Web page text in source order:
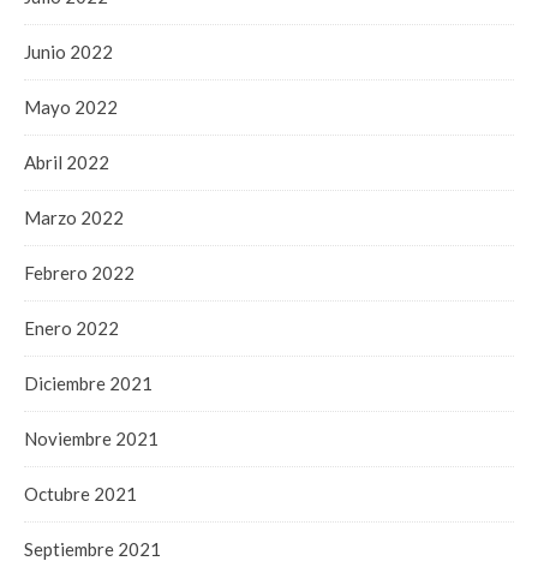
Junio 2022
Mayo 2022
Abril 2022
Marzo 2022
Febrero 2022
Enero 2022
Diciembre 2021
Noviembre 2021
Octubre 2021
Septiembre 2021